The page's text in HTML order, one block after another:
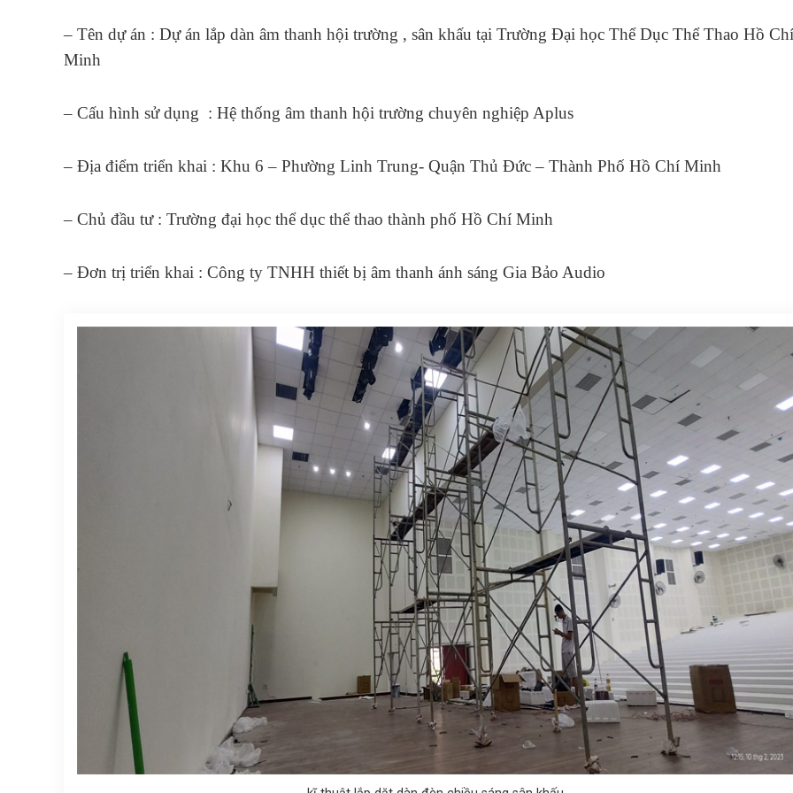
– Tên dự án : Dự án lắp dàn âm thanh hội trường , sân khấu tại Trường Đại học Thể Dục Thể Thao Hồ Chí
Minh
– Cấu hình sử dụng : Hệ thống âm thanh hội trường chuyên nghiệp Aplus
– Địa điểm triển khai : Khu 6 – Phường Linh Trung- Quận Thủ Đức – Thành Phố Hồ Chí Minh
– Chủ đầu tư : Trường đại học thể dục thể thao thành phố Hồ Chí Minh
– Đơn trị triển khai : Công ty TNHH thiết bị âm thanh ánh sáng Gia Bảo Audio